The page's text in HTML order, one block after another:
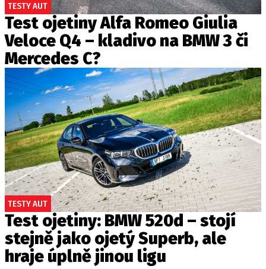
TESTY AUT
Test ojetiny Alfa Romeo Giulia
Veloce Q4 – kladivo na BMW 3 či
Mercedes C?
TESTY AUT
Test ojetiny: BMW 520d – stojí
stejně jako ojetý Superb, ale
hraje úplně jinou ligu